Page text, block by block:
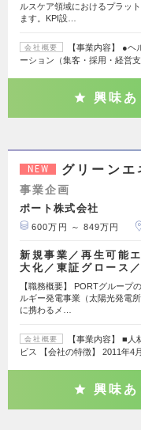
ルスケア領域におけるプラッ
ます。KPI設…
会社概要
【事業内容】 ●
ーション（集客・採用・経営
興味あ
NEW グリーンエ
事業企画
ポート株式会社
600万円 ～ 849万円
新規事業／再生可能
大化／東証グロース
【職務概要】 PORTグループ
ルギー発電事業（太陽光発電
に携わるメ…
会社概要
【事業内容】 ■
ビス 【会社の特徴】 2011年4
興味あ